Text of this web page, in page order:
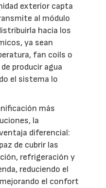
exterior capta
al módulo
hacia los
ya sean
fan coils o
producir agua
el sistema lo
más
la
diferencial:
de cubrir las
refrigeración y
reduciendo el
el confort